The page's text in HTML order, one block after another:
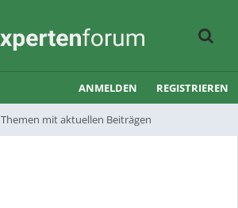
Themen mit aktuellen Beiträgen
ANMELDEN REGISTRIEREN